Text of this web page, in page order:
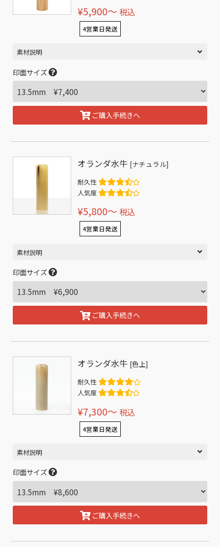
¥5,900〜 税込
4営業日発送
素材説明
印面サイズ
ご購入手続きへ
オランダ水牛 [ナチュラル]
耐久性
人気度
¥5,800〜 税込
4営業日発送
素材説明
印面サイズ
ご購入手続きへ
オランダ水牛 [色上]
耐久性
人気度
¥7,300〜 税込
4営業日発送
素材説明
印面サイズ
ご購入手続きへ